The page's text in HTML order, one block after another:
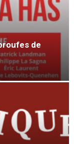
de